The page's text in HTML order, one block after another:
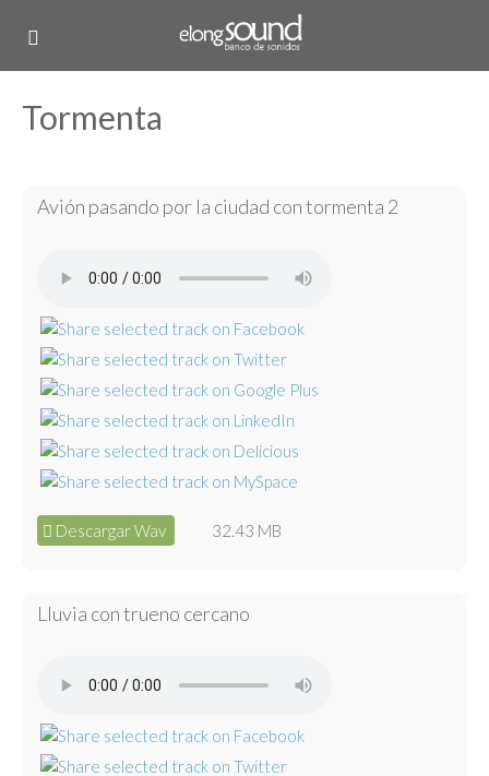
Tormenta
Avión pasando por la ciudad con tormenta 2
Descargar Wav 32.43 MB
Lluvia con trueno cercano